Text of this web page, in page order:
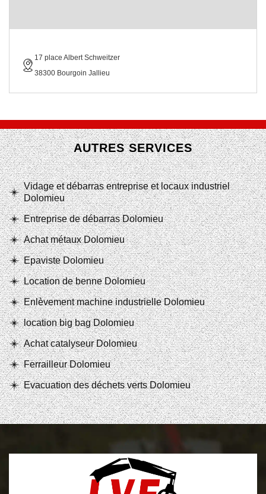
17 place Albert Schweitzer
38300 Bourgoin Jallieu
AUTRES SERVICES
Vidage et débarras entreprise et locaux industriel
Dolomieu
Entreprise de débarras Dolomieu
Achat métaux Dolomieu
Epaviste Dolomieu
Location de benne Dolomieu
Enlèvement machine industrielle Dolomieu
location big bag Dolomieu
Achat catalyseur Dolomieu
Ferrailleur Dolomieu
Evacuation des déchets verts Dolomieu